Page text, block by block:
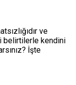
ve
belirtilerle kendini
İşte